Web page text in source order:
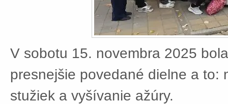
V sobotu 15. novembra 2025
presnejšie povedané dielne a to:
stužiek a vyšívanie ažúry.